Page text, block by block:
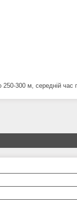
250-300 м, середній